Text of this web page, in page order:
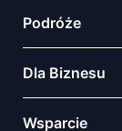
Podróże
Dla Biznesu
Wsparcie